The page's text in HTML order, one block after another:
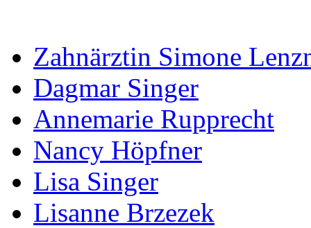
Zahnärztin Simone
Dagmar Singer
Annemarie Rupprecht
Nancy Höpfner
Lisa Singer
Lisanne Brzezek